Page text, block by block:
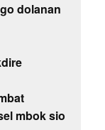
dolanan
mbok sio